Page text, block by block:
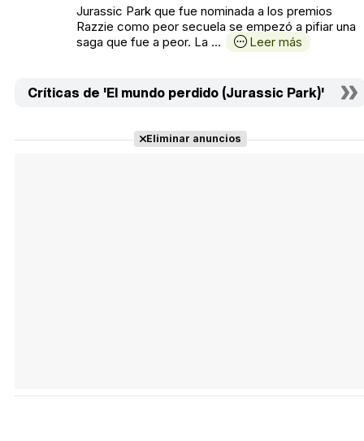
Jurassic Park que fue nominada a los premios
Razzie como peor secuela se empezó a pifiar una
saga que fue a peor. La ...
Leer más
Críticas de 'El mundo perdido (Jurassic Park)'
Eliminar anuncios